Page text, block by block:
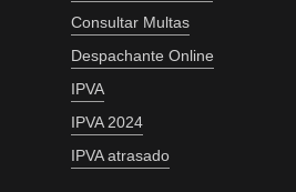
Consultar Multas
Despachante Online
IPVA
IPVA 2024
IPVA atrasado